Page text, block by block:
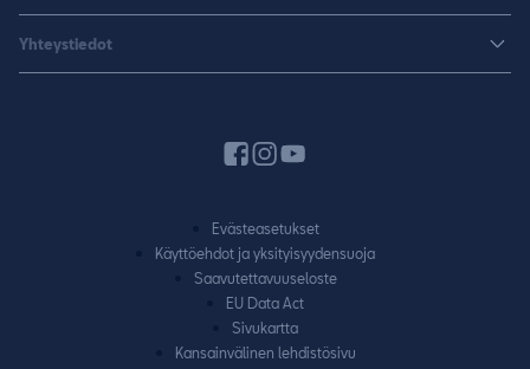
CUPRA
Varaa koeajo
Hinnastot ja esitteet
Lisävarusteet ja tarvikkeet
Huolenpitosopimus
Huolto ja takuu
Yhteystiedot
Yhteydenottolomake
Evästeasetukset
Käyttöehdot ja yksityisyydensuoja
Saavutettavuuseloste
EU Data Act
Sivukartta
Kansainvälinen lehdistösivu